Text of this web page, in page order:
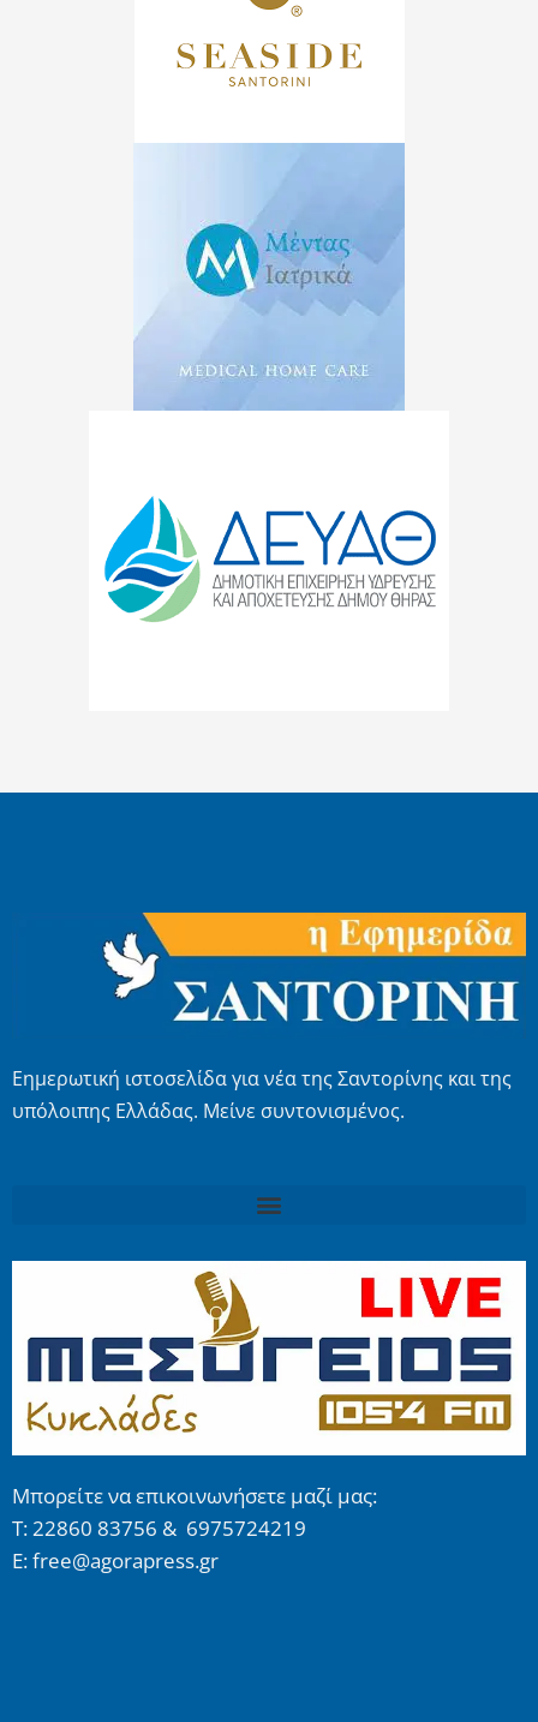
Εημερωτική ιστοσελίδα για νέα της Σαντορίνης και της
υπόλοιπης Ελλάδας. Μείνε συντονισμένος.
Μπορείτε να επικοινωνήσετε μαζί μας:
Τ: 22860 83756 & 6975724219
E: free@agorapress.gr